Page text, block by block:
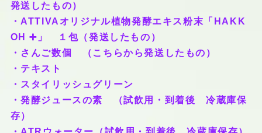
発送したもの）
・ATTIVAオリジナル植物発酵エキス粉末「HAKK
OH ➕」 １包（発送したもの）
・さんご数個 （こちらから発送したもの）
・テキスト
・スタイリッシュグリーン
・発酵ジュースの素 （試飲用・到着後 冷蔵庫保
存）